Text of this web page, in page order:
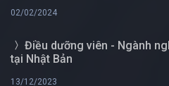
02/02/2024
Điều dưỡng viên - Ngành
tại Nhật Bản
13/12/2023